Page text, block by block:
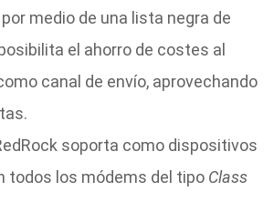
medio de una lista negra de
el ahorro de costes al
canal de envío, aprovechando
soporta como dispositivos
todos los módems del tipo Class